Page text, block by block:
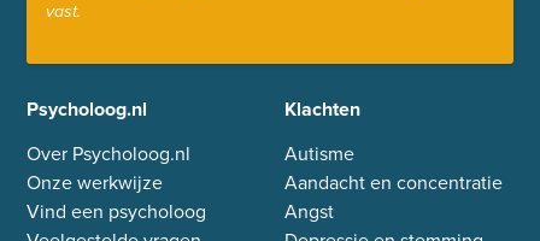
vast.
Psycholoog.nl
Over Psycholoog.nl
Onze werkwijze
Vind een psycholoog
Klachten
Autisme
Aandacht en concentratie
Angst